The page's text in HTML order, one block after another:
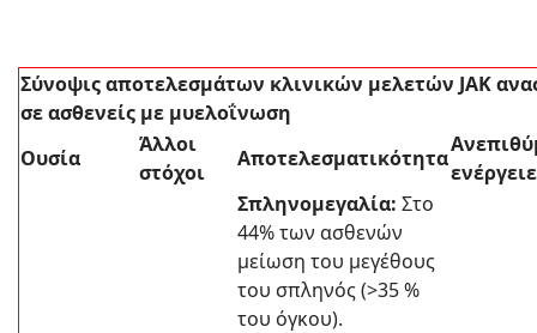
Σύνοψις αποτελεσμάτων κλινικών μελετών JAK
σε ασθενείς με μυελοΐνωση
Ουσία
Άλλοι
στόχοι
Αποτελεσματικότητα
Σπληνομεγαλία: Στο
44% των ασθενών
μείωση του μεγέθους
του σπληνός (>35 %
του όγκου).